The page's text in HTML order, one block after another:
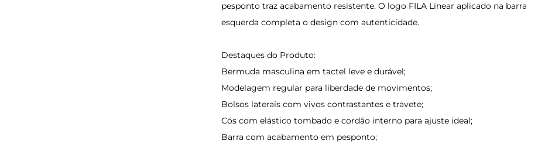
pesponto traz acabamento resistente. O logo FILA Linear aplicado na barra
esquerda completa o design com autenticidade.
Destaques do Produto:
Bermuda masculina em tactel leve e durável;
Modelagem regular para liberdade de movimentos;
Bolsos laterais com vivos contrastantes e travete;
Cós com elástico tombado e cordão interno para ajuste ideal;
Barra com acabamento em pesponto;